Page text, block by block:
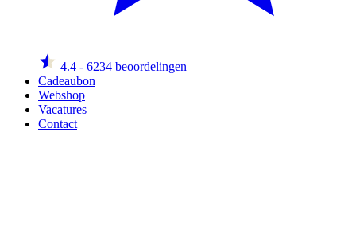
4.4 - 6234 beoordelingen
Cadeaubon
Webshop
Vacatures
Contact